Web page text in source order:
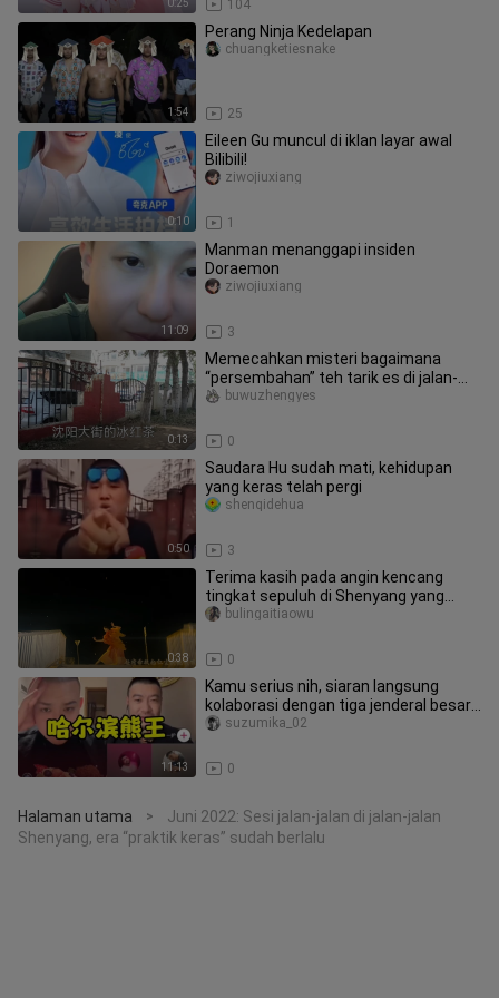
0:25 104
1:54
Perang Ninja Kedelapan
25
chuangketiesnake
0:10
Eileen Gu muncul di iklan layar awal
Bilibili!
1
ziwojiuxiang
11:09
Manman menanggapi insiden
Doraemon
3
ziwojiuxiang
0:13
Memecahkan misteri bagaimana
“persembahan” teh tarik es di jalan-
jalan Shenyang menghilang
0
buwuzhengyes
0:50
Saudara Hu sudah mati, kehidupan
yang keras telah pergi
3
shenqidehua
0:38
Terima kasih pada angin kencang
tingkat sepuluh di Shenyang yang
mengirimkan kelopak bunga
0
bulingaitiaowu
11:13
Kamu serius nih, siaran langsung
kolaborasi dengan tiga jenderal besar
Chengdu
0
suzumika_02
Halaman utama >
Juni 2022: Sesi jalan-jalan di jalan-jalan
Shenyang, era “praktik keras” sudah berlalu